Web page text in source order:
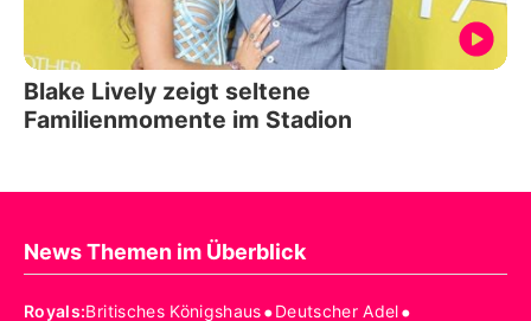
Blake Lively zeigt seltene
Familienmomente im Stadion
News Themen im Überblick
Royals:Britisches Königshaus•Deutscher Adel•